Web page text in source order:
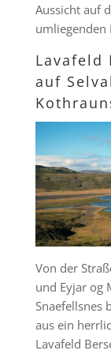
Aussicht auf
umliegenden
Lavafeld
auf
Von der
und Eyjar og
Snaefellsnes
aus ein
Lavafeld